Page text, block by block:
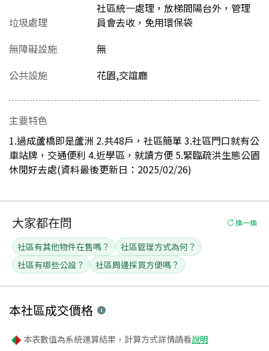
垃圾處理
社區統一處理，放梯間陽台外，管理
員會去收，免用環保袋
無障礙設施
無
公共設施
花園,交誼廳
主要特色
1.過成蘆橋即是蘆洲 2.共48戶，社區簡單 3.社區門口就有公
車站牌，交通便利 4.近學區，就讀方便 5.緊臨疏洪生態公園
休閒好去處(資料最後更新日：2025/02/26)
大家都在問 換一換
社區有其他物件在售嗎？
社區管理方式為何？
社區有哪些公設？
社區周邊採買方便嗎？
本社區成交價格
本表數值為系統運算結果，計算方式詳情請看說明